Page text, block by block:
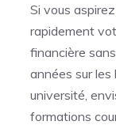
Si vous
rapidement
financière
années sur les
université,
formations